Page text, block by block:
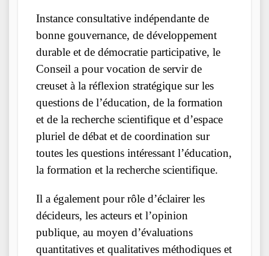
Instance consultative indépendante de
bonne gouvernance, de développement
durable et de démocratie participative, le
Conseil a pour vocation de servir de
creuset à la réflexion stratégique sur les
questions de l’éducation, de la formation
et de la recherche scientifique et d’espace
pluriel de débat et de coordination sur
toutes les questions intéressant l’éducation,
la formation et la recherche scientifique.
Il a également pour rôle d’éclairer les
décideurs, les acteurs et l’opinion
publique, au moyen d’évaluations
quantitatives et qualitatives méthodiques et